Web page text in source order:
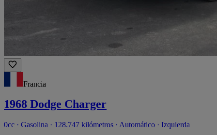
Francia
1968 Dodge Charger
0cc · Gasolina · 128.747 kilómetros · Automático · Izquierda